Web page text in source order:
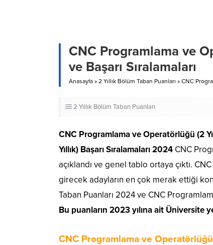
CNC Programlama ve
ve Başarı Sıralamaları
Anasayfa » 2 Yıllık Bölüm Taban Puanları » CNC
2 Yıllık Bölüm Taban Puanları
CNC Programlama ve Operatörlüğü (2
Yıllık) Başarı Sıralamaları 2024 CNC
açıklandı ve genel tablo ortaya çıktı.
girecek adayların en çok merak ettiği
Taban Puanları 2024 ve CNC
Bu puanların 2023 yılına ait Üniversite
CNC Programlama ve Operatörlüğü